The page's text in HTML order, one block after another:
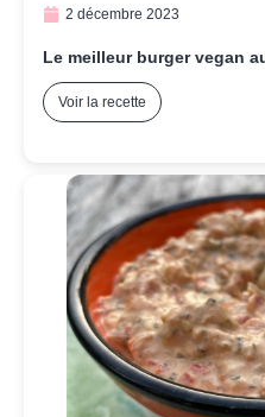
2 décembre 2023
Le meilleur burger vegan
Voir la recette